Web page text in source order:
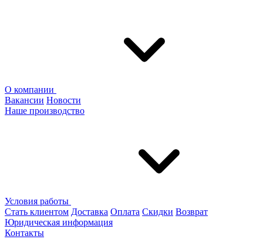
О компании
Вакансии Новости
Наше производство
Условия работы
Стать клиентом Доставка Оплата Скидки Возврат
Юридическая информация
Контакты